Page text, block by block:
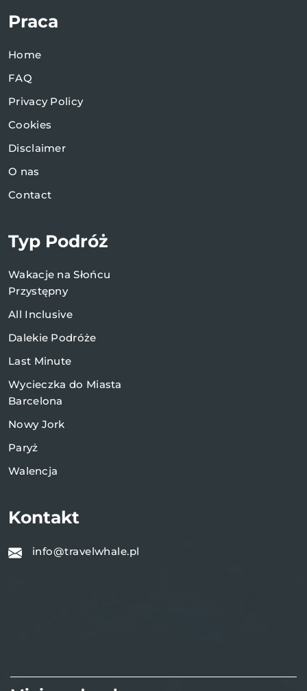
Praca
Home
FAQ
Privacy Policy
Cookies
Disclaimer
O nas
Contact
Typ Podróż
Wakacje na Słońcu
Przystępny
All Inclusive
Dalekie Podróże
Last Minute
Wycieczka do Miasta
Barcelona
Nowy Jork
Paryż
Walencja
Kontakt
info@travelwhale.pl